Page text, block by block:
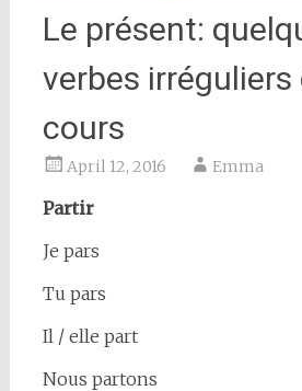
Le présent:
verbes
cours
April 12, 2016 Emma
Partir
Je pars
Tu pars
Il / elle part
Nous partons